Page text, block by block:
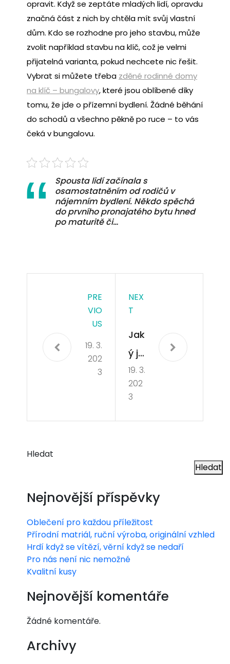
opravit. Když se zeptáte mladých lidí, opravdu
značná část z nich by chtěla mít svůj vlastní
dům. Kdo se rozhodne pro jeho stavbu, může
zvolit například stavbu na klíč, což je velmi
přijatelná varianta, pokud nechcete nic řešit.
Vybrat si můžete třeba zděné rodinné domy
na klíč – bungalovy, které jsou oblíbené díky
tomu, že jde o přízemní bydlení. Žádné běhání
do schodů a všechno pěkně po ruce – to vás
čeká v bungalovu.
Spousta lidí začínala s
osamostatněním od rodičů v
nájemním bydlení. Někdo spěchá
do prvního pronajatého bytu hned
po maturitě či…
PRE
VIO
US
19. 3.
202
3
NEX
T
Jak
ý je
dět
ský
19. 3.
202
3
Hledat
Hledat
Nejnovější příspěvky
Oblečení pro každou příležitost
Přírodní matriál, ruční výroba, originální vzhled
Hrdí když se vítězí, věrní když se nedaří
Pro nás není nic nemožné
Kvalitní kusy
Nejnovější komentáře
Žádné komentáře.
Archivy